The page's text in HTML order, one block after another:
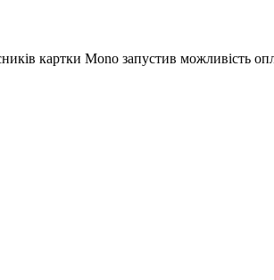
картки Mono запустив можливість